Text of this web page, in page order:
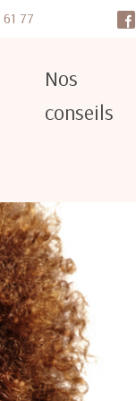
77
Nos
conseils